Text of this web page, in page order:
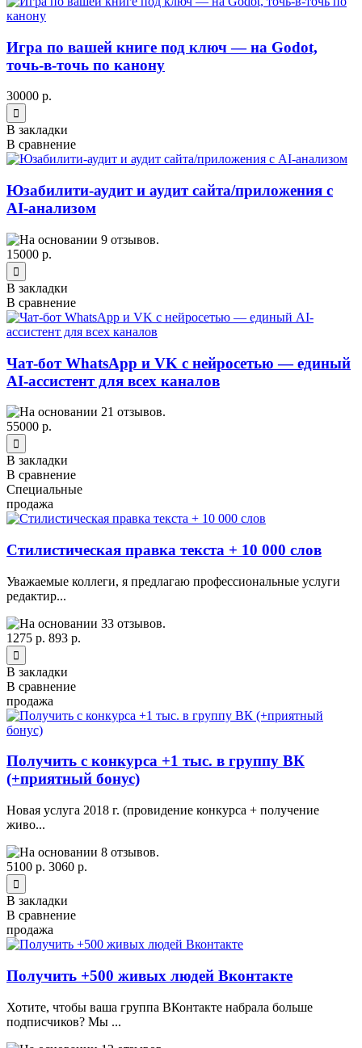
Игра по вашей книге под ключ — на Godot,
точь-в-точь по канону
30000 р.
В закладки
В сравнение
Юзабилити-аудит и аудит сайта/приложения с
AI-анализом
15000 р.
В закладки
В сравнение
Чат-бот WhatsApp и VK с нейросетью — единый
AI-ассистент для всех каналов
55000 р.
В закладки
В сравнение
Специальные
продажа
Стилистическая правка текста + 10 000 слов
Уважаемые коллеги, я предлагаю профессиональные услуги
редактир...
1275 р. 893 р.
В закладки
В сравнение
продажа
Получить с конкурса +1 тыс. в группу ВК
(+приятный бонус)
Новая услуга 2018 г. (провидение конкурса + получение
живо...
5100 р. 3060 р.
В закладки
В сравнение
продажа
Получить +500 живых людей Вконтакте
Хотите, чтобы ваша группа ВКонтакте набрала больше
подписчиков? Мы ...